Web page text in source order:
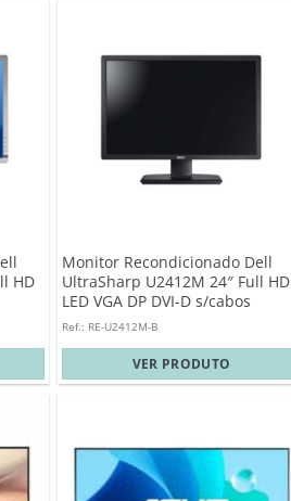
HD
Monitor Recondicionado Dell
UltraSharp U2412M 24″ Full HD
LED VGA DP DVI-D s/cabos
Ref.: RE-U2412M-B
VER PRODUTO